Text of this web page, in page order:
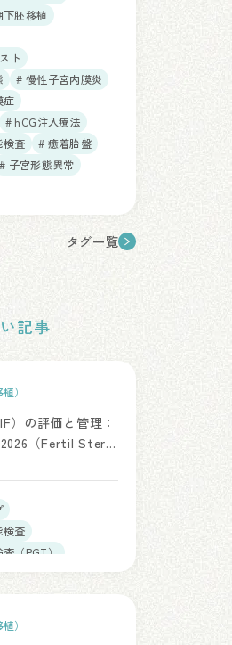
胚移植
ト
# 慢性子宮内膜炎
症
# hCG注入療法
検査
# 癒着胎盤
# 子宮形態異常
タグ一覧
記事
）
）の評価と管理：
（Fertil Steril.
検査
（PGT）
）
）